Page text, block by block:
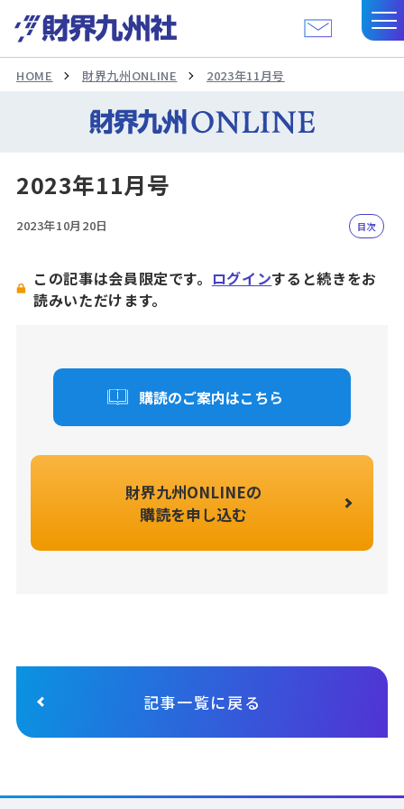
HOME 財界九州ONLINE 2023年11月号
2023年11月号
2023年10月20日 目次
この記事は会員限定です。 ログインすると続きをお
読みいただけます。
購読のご案内はこちら
財界九州ONLINEの
購読を申し込む
記事一覧に戻る